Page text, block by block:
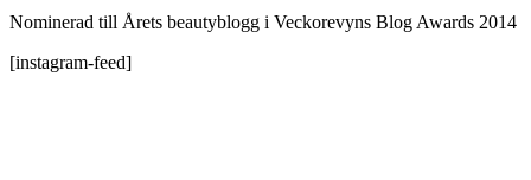
Nominerad till Årets beautyblogg i Veckorevyns Blog Awards 2014
[instagram-feed]